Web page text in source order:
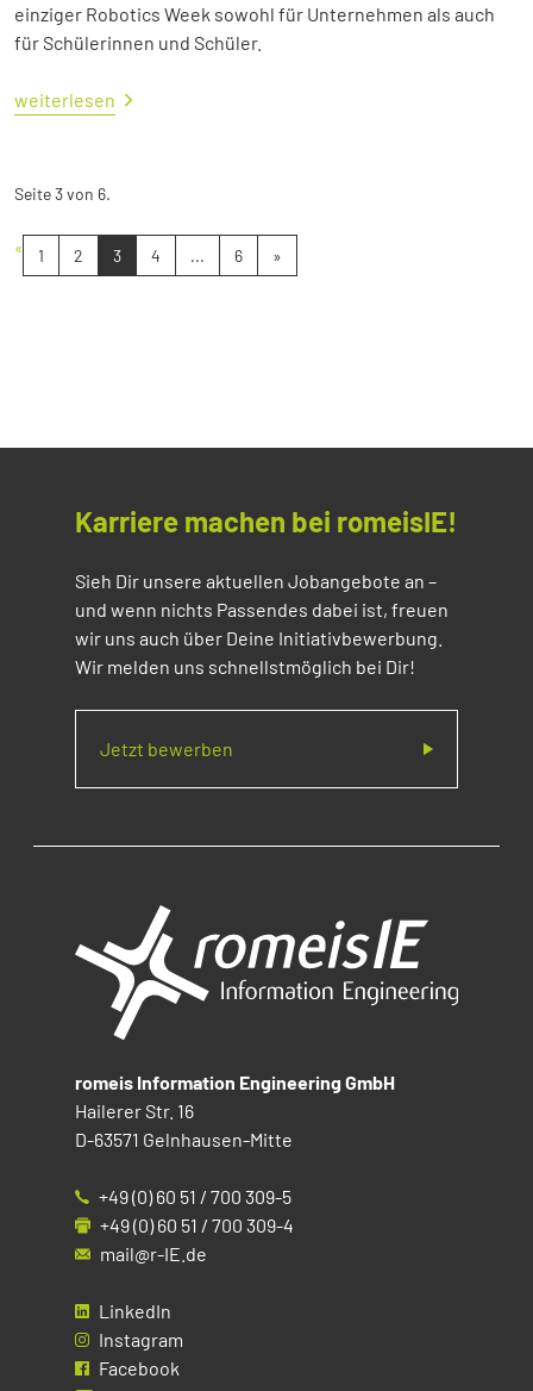
einziger Robotics Week sowohl für Unternehmen als auch
für Schülerinnen und Schüler.
weiterlesen
Seite 3 von 6.
« 1 2 3 4 ... 6 »
Karriere machen bei romeisIE!
Sieh Dir unsere aktuellen Jobangebote an –
und wenn nichts Passendes dabei ist, freuen
wir uns auch über Deine Initiativbewerbung.
Wir melden uns schnellstmöglich bei Dir!
Jetzt bewerben
romeis Information Engineering GmbH
Hailerer Str. 16
D-63571 Gelnhausen-Mitte
+49 (0) 60 51 / 700 309-5
+49 (0) 60 51 / 700 309-4
mail@r-IE.de
LinkedIn
Instagram
Facebook